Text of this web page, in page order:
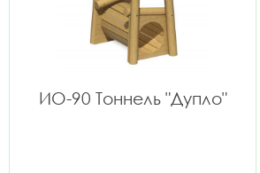
ИО-90 Тоннель "Дупло"